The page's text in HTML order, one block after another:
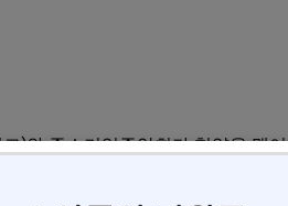
)와 중소기업중앙회가 협약을 맺
노란우산에 가입하면 10만 원을 지